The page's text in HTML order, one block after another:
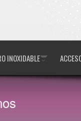
INOXIDABLE